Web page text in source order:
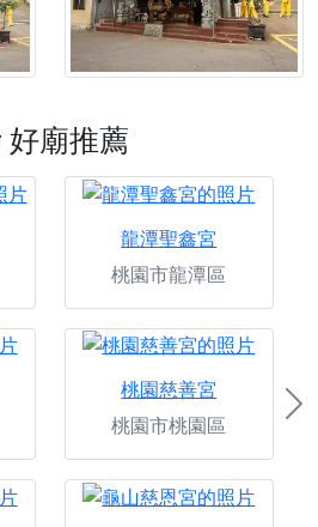
好廟推薦
龍潭聖鑫宮
桃園市龍潭區
桃園慈善宮
桃園市桃園區